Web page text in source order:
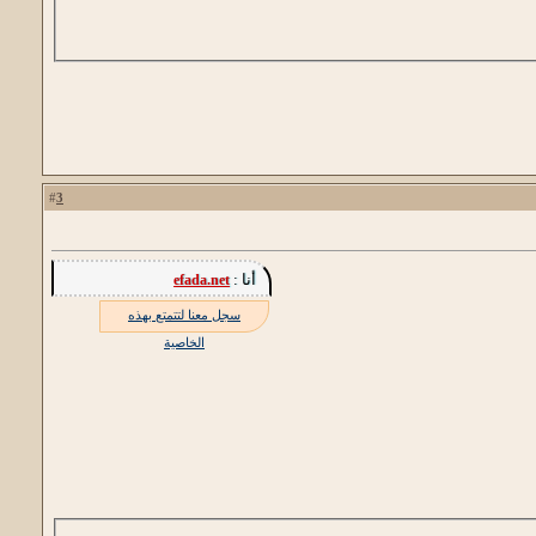
3
أنا :efada.net
سجل معنا لتتمتع بهذه
الخاصية